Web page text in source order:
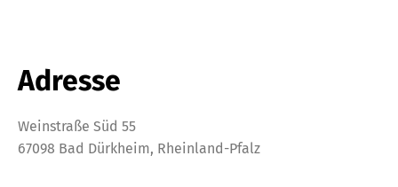
Adresse
Weinstraße Süd 55
67098 Bad Dürkheim, Rheinland-Pfalz